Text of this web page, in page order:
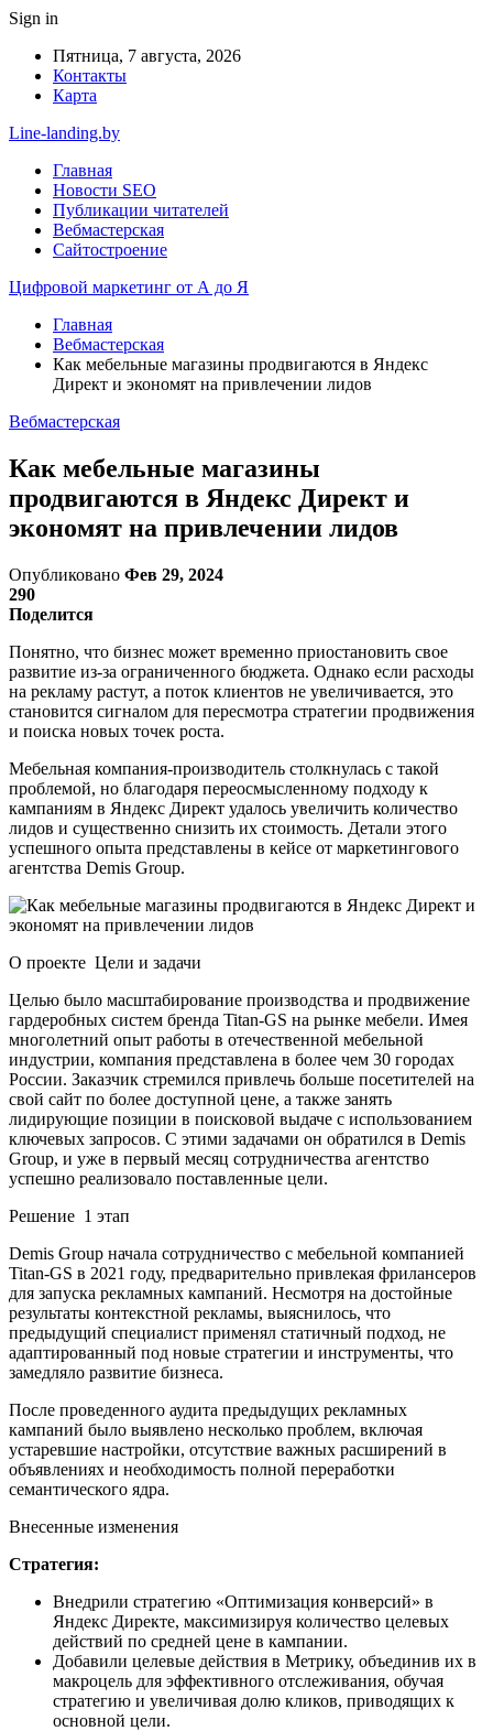
Sign in
Пятница, 7 августа, 2026
Контакты
Карта
Line-landing.by
Главная
Новости SEO
Публикации читателей
Вебмастерская
Сайтостроение
Цифровой маркетинг от А до Я
Главная
Вебмастерская
Как мебельные магазины продвигаются в Яндекс
Директ и экономят на привлечении лидов
Вебмастерская
Как мебельные магазины
продвигаются в Яндекс Директ и
экономят на привлечении лидов
Опубликовано Фев 29, 2024
290
Поделится
Понятно, что бизнес может временно приостановить свое
развитие из-за ограниченного бюджета. Однако если расходы
на рекламу растут, а поток клиентов не увеличивается, это
становится сигналом для пересмотра стратегии продвижения
и поиска новых точек роста.
Мебельная компания-производитель столкнулась с такой
проблемой, но благодаря переосмысленному подходу к
кампаниям в Яндекс Директ удалось увеличить количество
лидов и существенно снизить их стоимость. Детали этого
успешного опыта представлены в кейсе от маркетингового
агентства Demis Group.
О проекте Цели и задачи
Целью было масштабирование производства и продвижение
гардеробных систем бренда Titan-GS на рынке мебели. Имея
многолетний опыт работы в отечественной мебельной
индустрии, компания представлена в более чем 30 городах
России. Заказчик стремился привлечь больше посетителей на
свой сайт по более доступной цене, а также занять
лидирующие позиции в поисковой выдаче с использованием
ключевых запросов. С этими задачами он обратился в Demis
Group, и уже в первый месяц сотрудничества агентство
успешно реализовало поставленные цели.
Решение 1 этап
Demis Group начала сотрудничество с мебельной компанией
Titan-GS в 2021 году, предварительно привлекая фрилансеров
для запуска рекламных кампаний. Несмотря на достойные
результаты контекстной рекламы, выяснилось, что
предыдущий специалист применял статичный подход, не
адаптированный под новые стратегии и инструменты, что
замедляло развитие бизнеса.
После проведенного аудита предыдущих рекламных
кампаний было выявлено несколько проблем, включая
устаревшие настройки, отсутствие важных расширений в
объявлениях и необходимость полной переработки
семантического ядра.
Внесенные изменения
Стратегия:
Внедрили стратегию «Оптимизация конверсий» в
Яндекс Директе, максимизируя количество целевых
действий по средней цене в кампании.
Добавили целевые действия в Метрику, объединив их в
макроцель для эффективного отслеживания, обучая
стратегию и увеличивая долю кликов, приводящих к
основной цели.